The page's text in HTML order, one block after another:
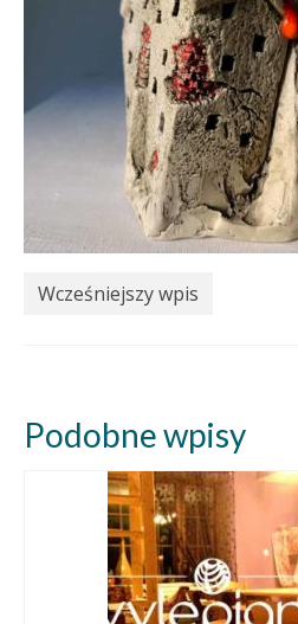
Wcześniejszy wpis
Podobne wpisy